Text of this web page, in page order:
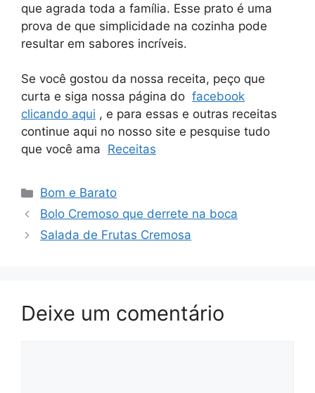
que agrada toda a família. Esse prato é uma
prova de que simplicidade na cozinha pode
resultar em sabores incríveis.
Se você gostou da nossa receita, peço que
curta e siga nossa página do facebook
clicando aqui , e para essas e outras receitas
continue aqui no nosso site e pesquise tudo
que você ama Receitas
Categorias
Bom e Barato
Bolo Cremoso que derrete na boca
Salada de Frutas Cremosa
Deixe um comentário